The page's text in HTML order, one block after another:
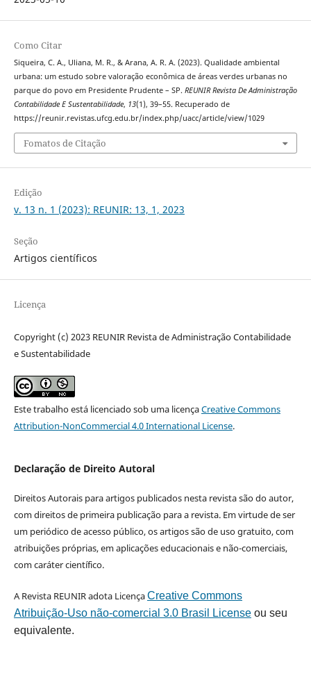
Como Citar
Siqueira, C. A., Uliana, M. R., & Arana, A. R. A. (2023). Qualidade ambiental
urbana: um estudo sobre valoração econômica de áreas verdes urbanas no
parque do povo em Presidente Prudente – SP. REUNIR Revista De Administração
Contabilidade E Sustentabilidade, 13(1), 39–55. Recuperado de
https://reunir.revistas.ufcg.edu.br/index.php/uacc/article/view/1029
Fomatos de Citação
Edição
v. 13 n. 1 (2023): REUNIR: 13, 1, 2023
Seção
Artigos científicos
Licença
Copyright (c) 2023 REUNIR Revista de Administração Contabilidade
e Sustentabilidade
Este trabalho está licenciado sob uma licençaCreative Commons
Attribution-NonCommercial 4.0 International License.
Declaração de Direito Autoral
Direitos Autorais para artigos publicados nesta revista são do autor,
com direitos de primeira publicação para a revista. Em virtude de ser
um periódico de acesso público, os artigos são de uso gratuito, com
atribuições próprias, em aplicações educacionais e não-comerciais,
com caráter científico.
A Revista REUNIR adota LicençaCreative Commons
Atribuição-Uso não-comercial 3.0 Brasil Licenseou seu
equivalente.